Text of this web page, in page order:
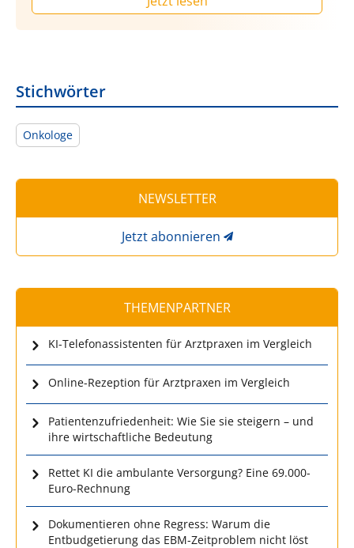
Stichwörter
Onkologe
NEWSLETTER
Jetzt abonnieren
THEMENPARTNER
KI-Telefonassistenten für Arztpraxen im Vergleich
Online-Rezeption für Arztpraxen im Vergleich
Patientenzufriedenheit: Wie Sie sie steigern – und
ihre wirtschaftliche Bedeutung
Rettet KI die ambulante Versorgung? Eine 69.000-
Euro-Rechnung
Dokumentieren ohne Regress: Warum die
Entbudgetierung das EBM-Zeitproblem nicht löst